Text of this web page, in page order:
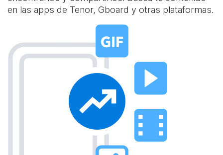
en las apps de Tenor, Gboard y otras plataformas.